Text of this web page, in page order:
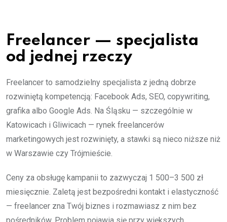
Freelancer — specjalista
od jednej rzeczy
Freelancer to samodzielny specjalista z jedną dobrze
rozwiniętą kompetencją: Facebook Ads, SEO, copywriting,
grafika albo Google Ads. Na Śląsku — szczególnie w
Katowicach i Gliwicach — rynek freelancerów
marketingowych jest rozwinięty, a stawki są nieco niższe niż
w Warszawie czy Trójmieście.
Ceny za obsługę kampanii to zazwyczaj 1 500–3 500 zł
miesięcznie. Zaletą jest bezpośredni kontakt i elastyczność
— freelancer zna Twój biznes i rozmawiasz z nim bez